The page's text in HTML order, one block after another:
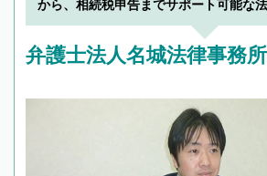
から、相続税申告までサポート可能な
弁護士法人名城法律事務